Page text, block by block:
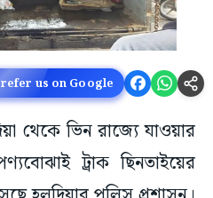
us on Google
থেকে ভিন রাজ্যে যাওয়ার
ট্রাক ছিনতাইয়ের